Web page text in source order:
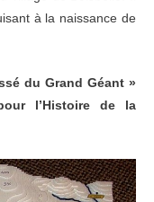
à la naissance de
du Grand Géant »
l’Histoire de la